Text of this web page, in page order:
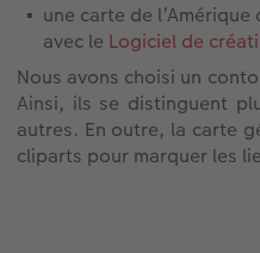
une carte de
avec le Logiciel de
Nous avons choisi un
Ainsi, ils se distinguent
autres. En outre, la carte
cliparts pour marquer les